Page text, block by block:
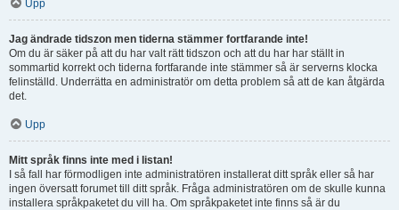
Upp
Jag ändrade tidszon men tiderna stämmer fortfarande inte!
Om du är säker på att du har valt rätt tidszon och att du har har ställt in
sommartid korrekt och tiderna fortfarande inte stämmer så är serverns klocka
felinställd. Underrätta en administratör om detta problem så att de kan åtgärda
det.
Upp
Mitt språk finns inte med i listan!
I så fall har förmodligen inte administratören installerat ditt språk eller så har
ingen översatt forumet till ditt språk. Fråga administratören om de skulle kunna
installera språkpaketet du vill ha. Om språkpaketet inte finns så är du